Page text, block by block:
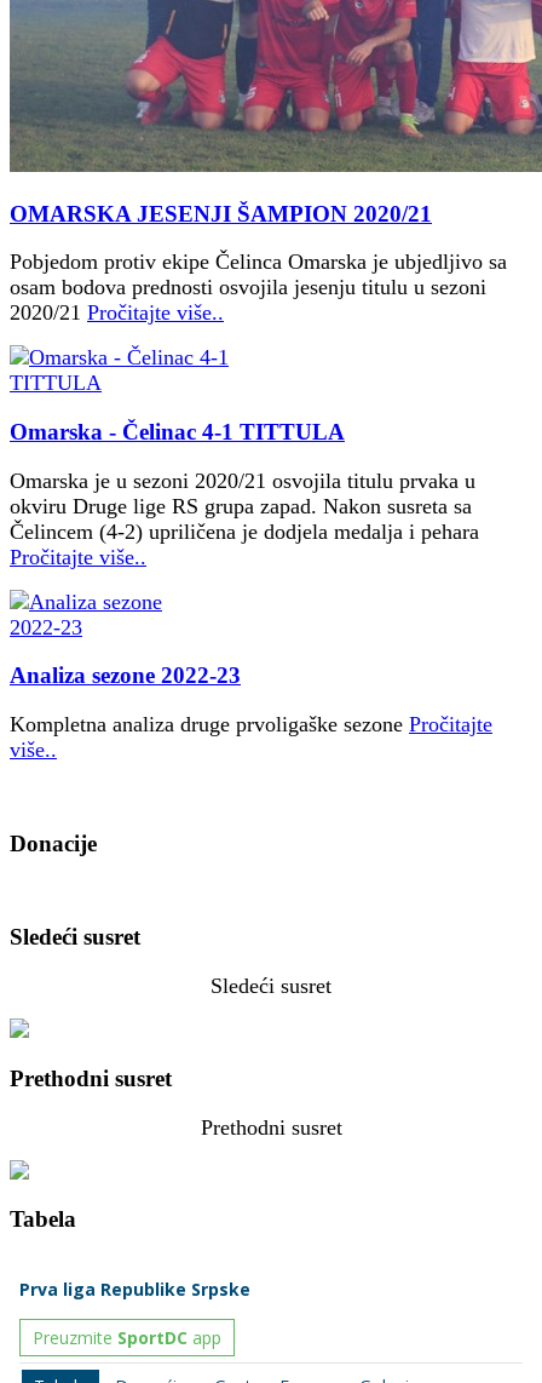
OMARSKA JESENJI ŠAMPION 2020/21
Pobjedom protiv ekipe Čelinca Omarska je ubjedljivo sa
osam bodova prednosti osvojila jesenju titulu u sezoni
2020/21 Pročitajte više..
Omarska - Čelinac 4-1 TITTULA
Omarska je u sezoni 2020/21 osvojila titulu prvaka u
okviru Druge lige RS grupa zapad. Nakon susreta sa
Čelincem (4-2) upriličena je dodjela medalja i pehara
Pročitajte više..
Analiza sezone 2022-23
Kompletna analiza druge prvoligaške sezone Pročitajte
više..
Donacije
Sledeći susret
Sledeći susret
Prethodni susret
Prethodni susret
Tabela